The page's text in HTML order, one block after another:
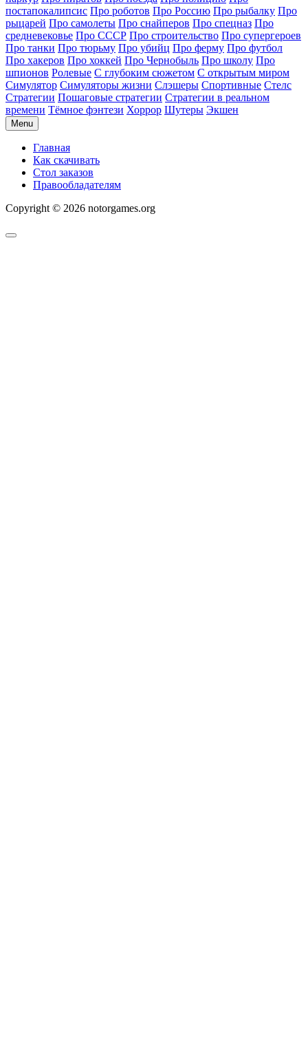
постапокалипсис Про роботов Про Россию Про рыбалку Про
рыцарей Про самолеты Про снайперов Про спецназ Про
средневековье Про СССР Про строительство Про супергероев
Про танки Про тюрьму Про убийц Про ферму Про футбол
Про хакеров Про хоккей Про Чернобыль Про школу Про
шпионов Ролевые С глубоким сюжетом С открытым миром
Симулятор Симуляторы жизни Слэшеры Спортивные Стелс
Стратегии Пошаговые стратегии Стратегии в реальном
времени Тёмное фэнтези Хоррор Шутеры Экшен
Menu
Главная
Как скачивать
Стол заказов
Правообладателям
Copyright © 2026 notorgames.org
Scroll